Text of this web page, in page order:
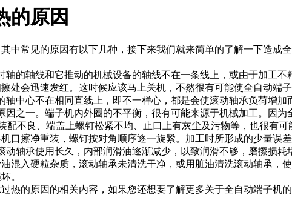
的原因
中常见的原因有以下几种，接下来我们就来简单的了解一下造成
轴线和它推动的机械设备的轴线不在一条线上，或由于加工不
处会迅速发红。这时候应该马上关机，不然很有可能使全自动端子
心不在相同直线上，即不一样心，都是会使滚动轴承负荷增加
一。端子机內外圈的不平衡，很有可能来源于机械加工。因为
配不良、端盖上螺钉松紧不均、止口上有灰尘及污物等，也很有
口擦净重装，螺钉按对角顺序逐一旋紧。加工时所形成的少量误
承使用长久，内部润滑油逐渐减少，以致润滑不够，磨擦损耗
混入硬粒杂质，滚动轴承未清洗干净，或用脏油清洗滚动轴承，
。
的原因的相关内容，如果您还想要了解更多关于全自动端子机的